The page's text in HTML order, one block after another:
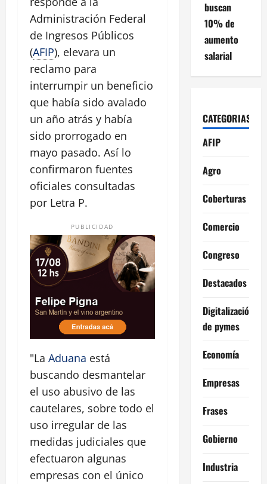
Administración Federal
de Ingresos Públicos
(AFIP), elevara un
reclamo para
interrumpir un beneficio
que había sido avalado
un año atrás y había
sido prorrogado en
mayo pasado. Así lo
confirmaron fuentes
oficiales consultadas
por Letra P.
PUBLICIDAD
"La Aduana está
buscando desmantelar
el uso abusivo de las
cautelares, sobre todo el
uso irregular de las
medidas judiciales que
efectuaron algunas
empresas con el único
buscan
10% de
aumento
salarial
CATEGORIAS
AFIP
Agro
Coberturas
Comercio
Congreso
Destacados
Digitalización
de pymes
Economía
Empresas
Frases
Gobierno
Industria